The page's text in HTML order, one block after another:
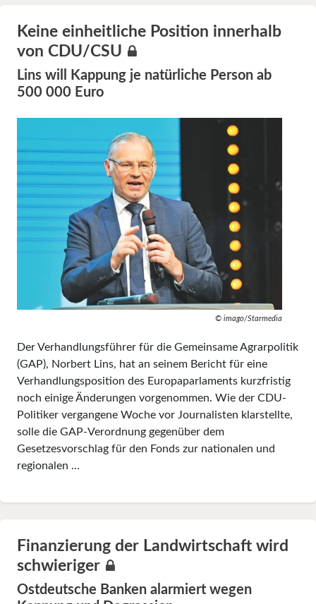
Keine einheitliche Position innerhalb
von CDU/CSU
Lins will Kappung je natürliche Person ab
500 000 Euro
© imago/Starmedia
Der Verhandlungsführer für die Gemeinsame Agrarpolitik
(GAP), Norbert Lins, hat an seinem Bericht für eine
Verhandlungsposition des Europaparlaments kurzfristig
noch einige Änderungen vorgenommen. Wie der CDU-
Politiker vergangene Woche vor Journalisten klarstellte,
solle die GAP-Verordnung gegenüber dem
Gesetzesvorschlag für den Fonds zur nationalen und
regionalen …
Finanzierung der Landwirtschaft wird
schwieriger
Ostdeutsche Banken alarmiert wegen